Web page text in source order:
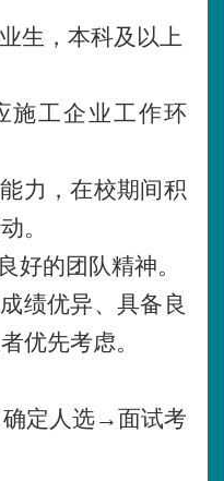
生，本科及以上
施工企业工作环
力，在校期间积
。
好的团队精神。
绩优异、具备良
优先考虑。
定人选→面试考